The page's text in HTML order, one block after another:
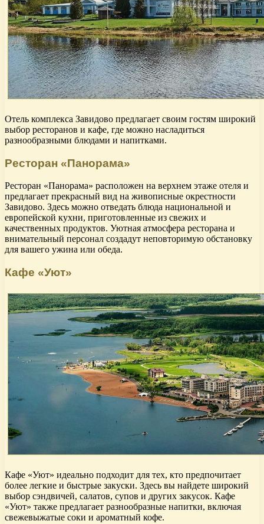
Отель комплекса Завидово предлагает своим гостям широкий
выбор ресторанов и кафе, где можно насладиться
разнообразными блюдами и напитками.
Ресторан «Панорама»
Ресторан «Панорама» расположен на верхнем этаже отеля и
предлагает прекрасный вид на живописные окрестности
Завидово. Здесь можно отведать блюда национальной и
европейской кухни, приготовленные из свежих и
качественных продуктов. Уютная атмосфера ресторана и
внимательный персонал создадут неповторимую обстановку
для вашего ужина или обеда.
Кафе «Уют»
Кафе «Уют» идеально подходит для тех, кто предпочитает
более легкие и быстрые закуски. Здесь вы найдете широкий
выбор сэндвичей, салатов, супов и других закусок. Кафе
«Уют» также предлагает разнообразные напитки, включая
свежевыжатые соки и ароматный кофе.